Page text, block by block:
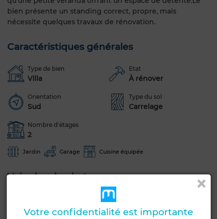
bien présente un standing correct, propre, mais
nécessite quelques travaux de rénovation.
Caractéristiques générales
Type de bien
Villa
Etat
À rénover
Orientation
Sud
Type du sol
Carrelage
Nombre d'étages
2
Jardin Garage Cuisine équipée
Voir plus de photos
Votre confidentialité est importante